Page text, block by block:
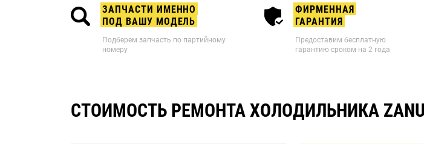
ЗАПЧАСТИ ИМЕННО
ПОД ВАШУ МОДЕЛЬ
Подберем запчасть по партийному
номеру
ФИРМЕННАЯ
ГАРАНТИЯ
Предоставим бесплатную
гарантию сроком на 2 года
СТОИМОСТЬ РЕМОНТА ХОЛОДИЛЬНИКА